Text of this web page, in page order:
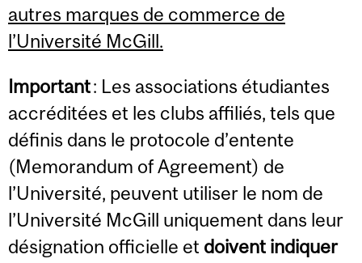
autres marques de commerce de
l’Université McGill.
Important: Les associations étudiantes
accréditées et les clubs affiliés, tels que
définis dans le protocole d’entente
(Memorandum of Agreement) de
l’Université, peuvent utiliser le nom de
l’Université McGill uniquement dans leur
désignation officielle et doivent indiquer